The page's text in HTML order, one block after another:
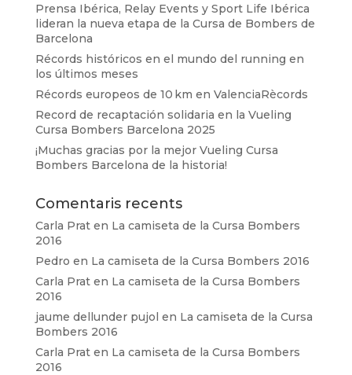
Prensa Ibérica, Relay Events y Sport Life Ibérica
lideran la nueva etapa de la Cursa de Bombers de
Barcelona
Récords históricos en el mundo del running en
los últimos meses
Récords europeos de 10 km en ValenciaRècords
Record de recaptación solidaria en la Vueling
Cursa Bombers Barcelona 2025
¡Muchas gracias por la mejor Vueling Cursa
Bombers Barcelona de la historia!
Comentaris recents
Carla Praten La camiseta de la Cursa Bombers
2016
Pedro en La camiseta de la Cursa Bombers 2016
Carla Praten La camiseta de la Cursa Bombers
2016
jaume dellunder pujol en La camiseta de la Cursa
Bombers 2016
Carla Praten La camiseta de la Cursa Bombers
2016